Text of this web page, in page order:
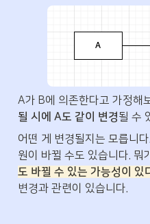
A가 B에 의존한다고 가정해
될 시에 A도 같이 변경될 수
어떤 게 변경될지는 모릅니
원이 바뀔 수도 있습니다. 뭐
도 바뀔 수 있는 가능성이 있
변경과 관련이 있습니다.